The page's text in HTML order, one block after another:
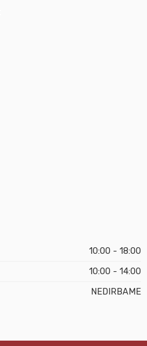
10:00 - 18:00
10:00 - 14:00
NEDIRBAME